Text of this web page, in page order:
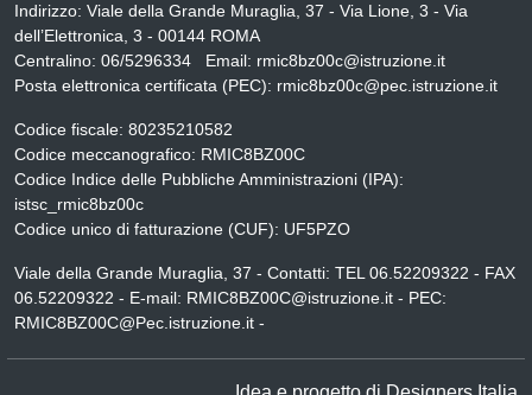
Indirizzo: Viale della Grande Muraglia, 37 - Via Lione, 3 - Via
dell’Elettronica, 3 - 00144 ROMA
Centralino: 06/5296334 Email: rmic8bz00c@istruzione.it
Posta elettronica certificata (PEC): rmic8bz00c@pec.istruzione.it
Codice fiscale: 80235210582
Codice meccanografico: RMIC8BZ00C
Codice Indice delle Pubbliche Amministrazioni (IPA):
istsc_rmic8bz00c
Codice unico di fatturazione (CUF): UF5PZO
Viale della Grande Muraglia, 37 - Contatti: TEL 06.52209322 - FAX
06.52209322 - E-mail: RMIC8BZ00C@istruzione.it - PEC:
RMIC8BZ00C@Pec.istruzione.it -